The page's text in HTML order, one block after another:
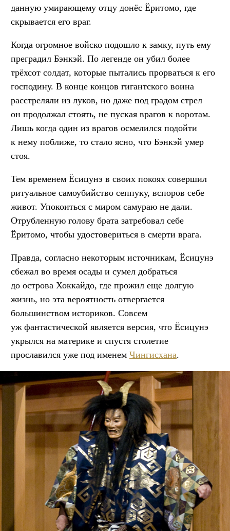
данную умирающему отцу донёс Ёритомо, где
скрывается его враг.
Когда огромное войско подошло к замку, путь ему
преградил Бэнкэй. По легенде он убил более
трёхсот солдат, которые пытались прорваться к его
господину. В конце концов гигантского воина
расстреляли из луков, но даже под градом стрел
он продолжал стоять, не пуская врагов к воротам.
Лишь когда один из врагов осмелился подойти
к нему поближе, то стало ясно, что Бэнкэй умер
стоя.
Тем временем Ёсицунэ в своих покоях совершил
ритуальное самоубийство сеппуку, вспоров себе
живот. Упокоиться с миром самураю не дали.
Отрубленную голову брата затребовал себе
Ёритомо, чтобы удостовериться в смерти врага.
Правда, согласно некоторым источникам, Ёсицунэ
сбежал во время осады и сумел добраться
до острова Хоккайдо, где прожил еще долгую
жизнь, но эта вероятность отвергается
большинством историков. Совсем
уж фантастической является версия, что Ёсицунэ
укрылся на материке и спустя столетие
прославился уже под именем Чингисхана.